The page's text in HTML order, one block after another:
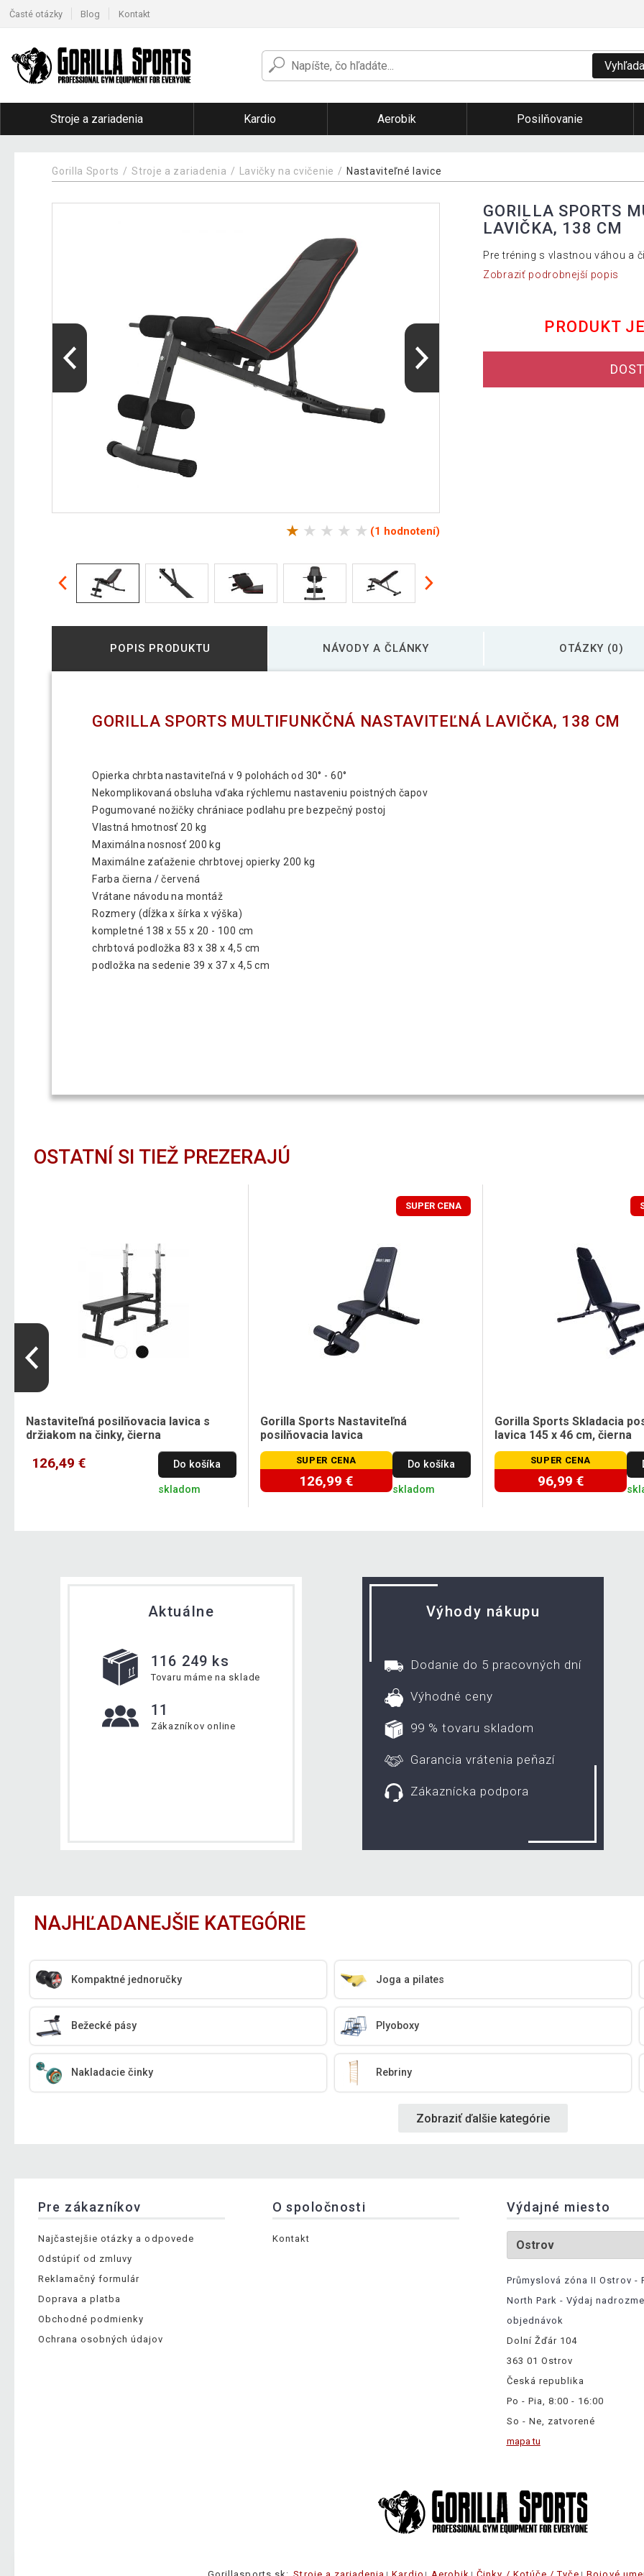
Časté otázky Blog Kontakt
Stroje a zariadenia Kardio Aerobik Posilňovanie
Gorilla Sports Stroje a zariadenia Lavičky na cvičenie Nastaviteľné lavice
(1 hodnotení)
GORILLA SPORTS
LAVIČKA, 138 CM
Pre tréning s vlastnou váhou a
Zobraziť podrobnejší popis
PRODUKT
POPIS PRODUKTU NÁVODY A ČLÁNKY OTÁZKY (0)
GORILLA SPORTS MULTIFUNKČNÁ NASTAVITEĽNÁ LAVIČKA, 138 CM
Opierka chrbta nastaviteľná v 9 polohách od 30° - 60°
Nekomplikovaná obsluha vďaka rýchlemu nastaveniu poistných čapov
Pogumované nožičky chrániace podlahu pre bezpečný postoj
Vlastná hmotnosť 20 kg
Maximálna nosnosť 200 kg
Maximálne zaťaženie chrbtovej opierky 200 kg
Farba čierna / červená
Vrátane návodu na montáž
Rozmery (dĺžka x šírka x výška)
kompletné 138 x 55 x 20 - 100 cm
chrbtová podložka 83 x 38 x 4,5 cm
podložka na sedenie 39 x 37 x 4,5 cm
OSTATNÍ SI TIEŽ PREZERAJÚ
Nastaviteľná posilňovacia lavica s
držiakom na činky, čierna
126,49 € Do košíka
skladom
SUPER CENA
Gorilla Sports Nastaviteľná
posilňovacia lavica
SUPER CENA
126,99 €
Do košíka
skladom
Gorilla Sports Skladacia
lavica 145 x 46 cm, čierna
SUPER CENA
96,99 €
Aktuálne
116 249 ks
Tovaru máme na sklade
11
Zákazníkov online
Výhody nákupu
Dodanie do 5 pracovných dní
Výhodné ceny
99 % tovaru skladom
Garancia vrátenia peňazí
Zákaznícka podpora
NAJHĽADANEJŠIE KATEGÓRIE
Kompaktné jednoručky Joga a pilates
Bežecké pásy Plyoboxy
Nakladacie činky Rebriny
Zobraziť ďalšie kategórie
Pre zákazníkov
Najčastejšie otázky a odpovede
Odstúpiť od zmluvy
Reklamačný formulár
Doprava a platba
Obchodné podmienky
Ochrana osobných údajov
O spoločnosti
Kontakt
Výdajné miesto
Průmyslová zóna II Ostrov -
North Park - Výdaj
objednávok
Dolní Žďár 104
363 01 Ostrov
Česká republika
Po - Pia, 8:00 - 16:00
So - Ne, zatvorené
mapa tu